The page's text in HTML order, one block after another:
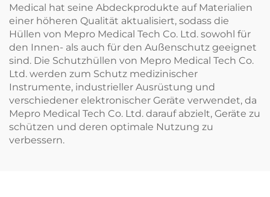
Medical hat seine Abdeckprodukte auf Materialien
einer höheren Qualität aktualisiert, sodass die
Hüllen von Mepro Medical Tech Co. Ltd. sowohl für
den Innen- als auch für den Außenschutz geeignet
sind. Die Schutzhüllen von Mepro Medical Tech Co.
Ltd. werden zum Schutz medizinischer
Instrumente, industrieller Ausrüstung und
verschiedener elektronischer Geräte verwendet, da
Mepro Medical Tech Co. Ltd. darauf abzielt, Geräte zu
schützen und deren optimale Nutzung zu
verbessern.